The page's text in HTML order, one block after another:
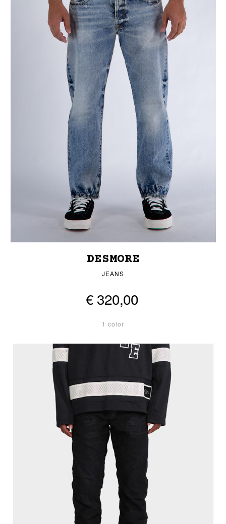
DESMORE
JEANS
€ 320,00
1 color